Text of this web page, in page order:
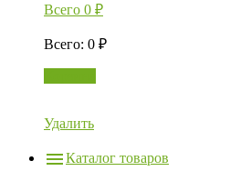
Всего 0 ₽
Всего: 0 ₽
Удалить
Каталог товаров